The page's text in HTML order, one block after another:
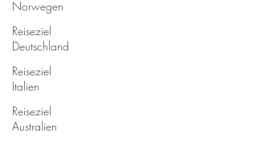
Norwegen
Reiseziel
Deutschland
Reiseziel
Italien
Reiseziel
Australien